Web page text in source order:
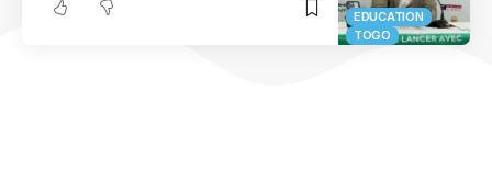
EDUCATION
TOGO